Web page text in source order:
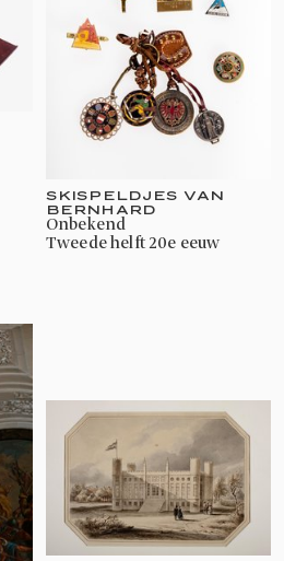
SKISPELDJES VAN
BERNHARD
onbekend
tweede helft 20e eeuw